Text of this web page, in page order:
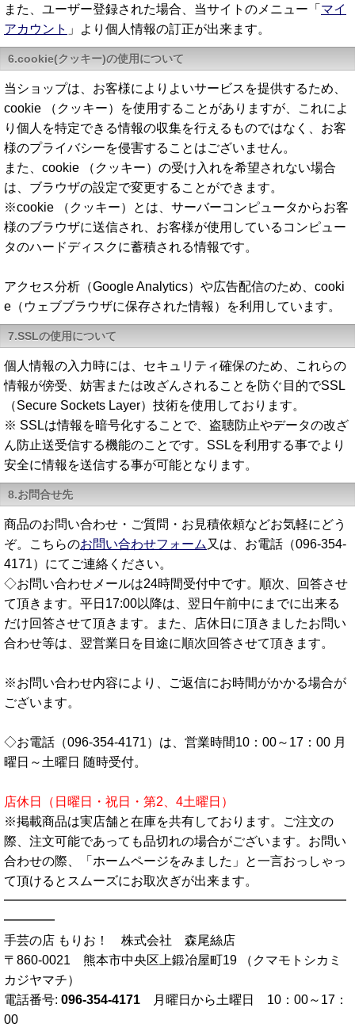
また、ユーザー登録された場合、当サイトのメニュー「 マイ
アカウント 」より個人情報の訂正が出来ます。
6.cookie(クッキー)の使用について
当ショップは、お客様によりよいサービスを提供するため、
cookie （クッキー）を使用することがありますが、これによ
り個人を特定できる情報の収集を行えるものではなく、お客
様のプライバシーを侵害することはございません。
また、cookie （クッキー）の受け入れを希望されない場合
は、ブラウザの設定で変更することができます。
※cookie （クッキー）とは、サーバーコンピュータからお客
様のブラウザに送信され、お客様が使用しているコンピュー
タのハードディスクに蓄積される情報です。
アクセス分析（Google Analytics）や広告配信のため、cooki
e（ウェブブラウザに保存された情報）を利用しています。
7.SSLの使用について
個人情報の入力時には、セキュリティ確保のため、これらの
情報が傍受、妨害または改ざんされることを防ぐ目的でSSL
（Secure Sockets Layer）技術を使用しております。
※ SSLは情報を暗号化することで、盗聴防止やデータの改ざ
ん防止送受信する機能のことです。SSLを利用する事でより
安全に情報を送信する事が可能となります。
8.お問合せ先
商品のお問い合わせ・ご質問・お見積依頼などお気軽にどう
ぞ。こちらのお問い合わせフォーム 又は、お電話（096-354-
4171）にてご連絡ください。
◇お問い合わせメールは24時間受付中です。順次、回答させ
て頂きます。平日17:00以降は、翌日午前中にまでに出来る
だけ回答させて頂きます。また、店休日に頂きましたお問い
合わせ等は、翌営業日を目途に順次回答させて頂きます。
※お問い合わせ内容により、ご返信にお時間がかかる場合が
ございます。
◇お電話（096-354-4171）は、営業時間10：00～17：00 月
曜日～土曜日 随時受付。
店休日（日曜日・祝日・第2、4土曜日）
※掲載商品は実店舗と在庫を共有しております。ご注文の
際、注文可能であっても品切れの場合がございます。お問い
合わせの際、「ホームページをみました」と一言おっしゃっ
て頂けるとスムーズにお取次ぎが出来ます。
━━━━━━━━━━━━━━━━━━━━━━━━━━━
━━━━
手芸の店 もりお！ 株式会社 森尾絲店
〒860-0021 熊本市中央区上鍛冶屋町19 （クマモトシカミ
カジヤマチ）
電話番号: 096-354-4171 月曜日から土曜日 10：00～17：
00